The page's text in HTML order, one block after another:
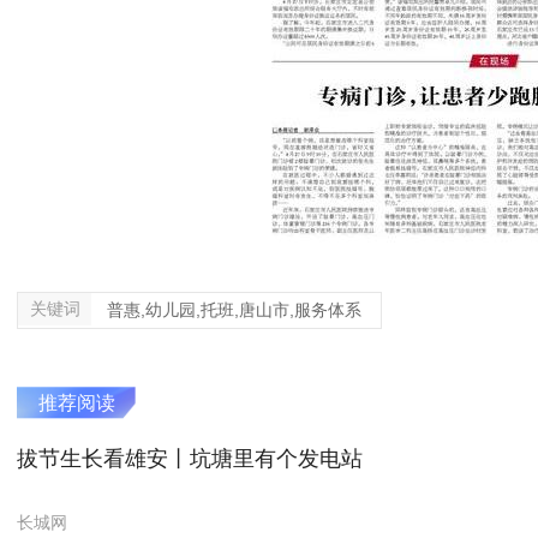
关键词 普惠,幼儿园,托班,唐山市,服务体系
推荐阅读
拔节生长看雄安丨坑塘里有个发电站
长城网